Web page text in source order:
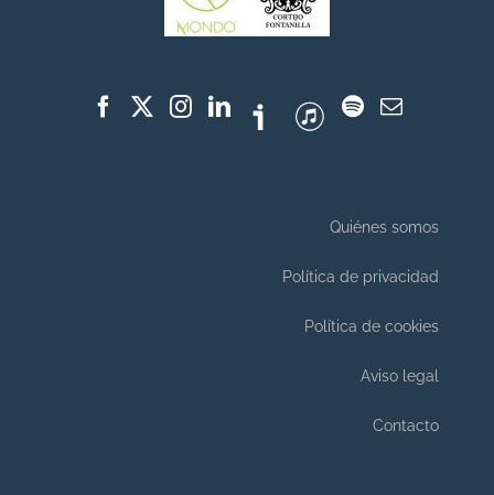
Quiénes somos
Política de privacidad
Política de cookies
Aviso legal
Contacto